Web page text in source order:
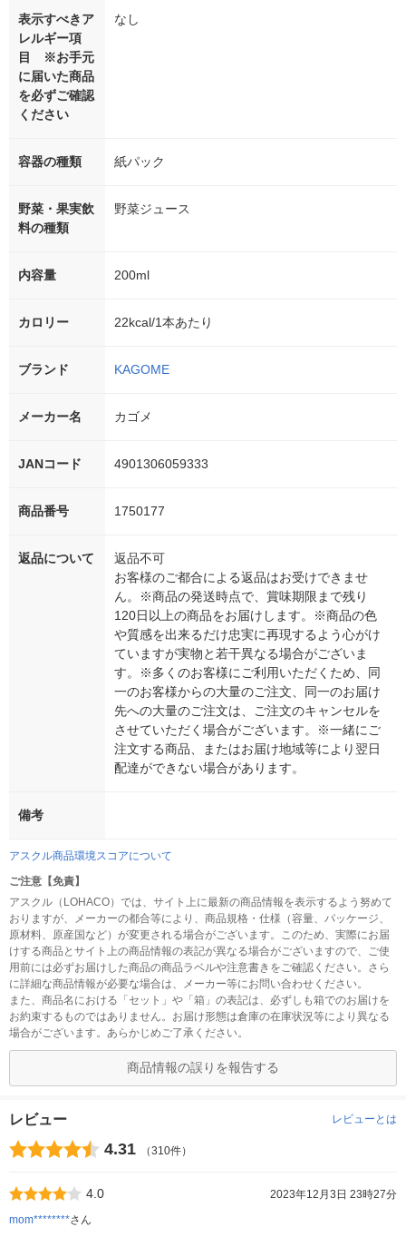
表示すべきア
レルギー項
目 ※お手元
に届いた商品
を必ずご確認
ください
なし
容器の種類 紙パック
野菜・果実飲
料の種類
野菜ジュース
内容量 200ml
カロリー 22kcal/1本あたり
ブランド KAGOME
メーカー名 カゴメ
JANコード 4901306059333
商品番号 1750177
返品について
返品不可
お客様のご都合による返品はお受けできませ
ん。※商品の発送時点で、賞味期限まで残り
120日以上の商品をお届けします。※商品の色
や質感を出来るだけ忠実に再現するよう心がけ
ていますが実物と若干異なる場合がございま
す。※多くのお客様にご利用いただくため、同
一のお客様からの大量のご注文、同一のお届け
先への大量のご注文は、ご注文のキャンセルを
させていただく場合がございます。※一緒にご
注文する商品、またはお届け地域等により翌日
配達ができない場合があります。
備考
アスクル商品環境スコアについて
ご注意【免責】
アスクル（LOHACO）では、サイト上に最新の商品情報を表示するよう努めて
おりますが、メーカーの都合等により、商品規格・仕様（容量、パッケージ、
原材料、原産国など）が変更される場合がございます。このため、実際にお届
けする商品とサイト上の商品情報の表記が異なる場合がございますので、ご使
用前には必ずお届けした商品の商品ラベルや注意書きをご確認ください。さら
に詳細な商品情報が必要な場合は、メーカー等にお問い合わせください。
また、商品名における「セット」や「箱」の表記は、必ずしも箱でのお届けを
お約束するものではありません。お届け形態は倉庫の在庫状況等により異なる
場合がございます。あらかじめご了承ください。
商品情報の誤りを報告する
レビュー レビューとは
4.31 （310件）
4.0
2023年12月3日 23時27分
mom********さん